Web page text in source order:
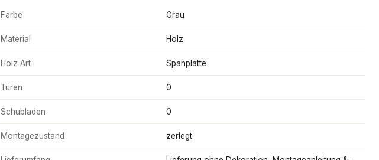
Farbe Grau
Material Holz
Holz Art Spanplatte
Türen 0
Schubladen 0
Montagezustand zerlegt